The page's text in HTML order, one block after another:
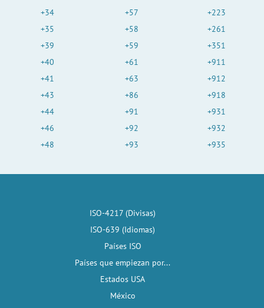
+34
+35
+39
+40
+41
+43
+44
+46
+48
+57
+58
+59
+61
+63
+86
+91
+92
+93
+223
+261
+351
+911
+912
+918
+931
+932
+935
ISO-4217 (Divisas)
ISO-639 (Idiomas)
Países ISO
Países que empiezan por...
Estados USA
México